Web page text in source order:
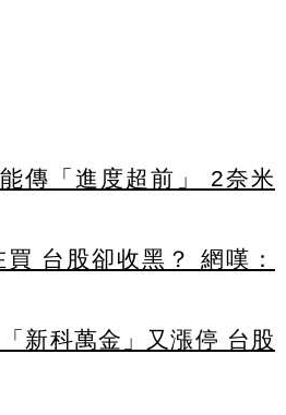
傳「進度超前」 2奈米
台股卻收黑？ 網嘆：
新科萬金」又漲停 台股